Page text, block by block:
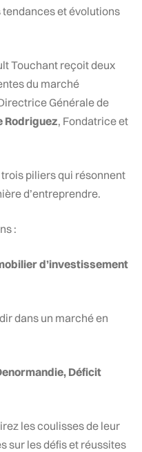
tendances et évolutions
Touchant reçoit deux
du marché
Générale de
Rodriguez, Fondatrice et
trois piliers qui résonnent
d’entreprendre.
:
d’investissement
dans un marché en
Déficit
les coulisses de leur
sur les défis et réussites